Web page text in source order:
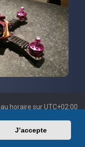
J’accepte
horaire surUTC+02:00